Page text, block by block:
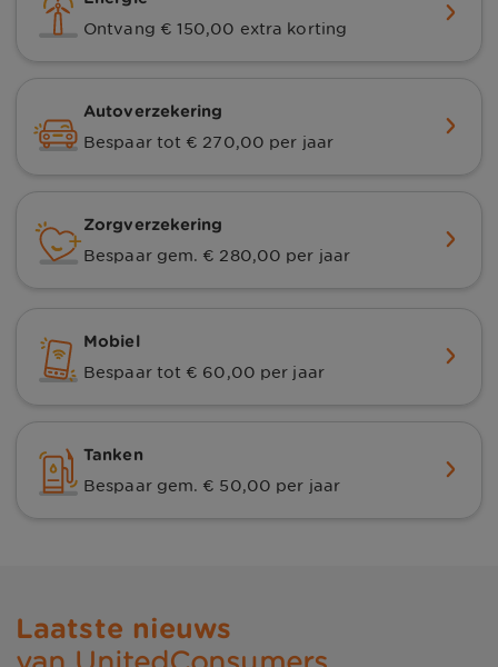
Ontvang € 150,00 extra korting
Autoverzekering
Bespaar tot € 270,00 per jaar
Zorgverzekering
Bespaar gem. € 280,00 per jaar
Mobiel
Bespaar tot € 60,00 per jaar
Tanken
Bespaar gem. € 50,00 per jaar
Laatste nieuws